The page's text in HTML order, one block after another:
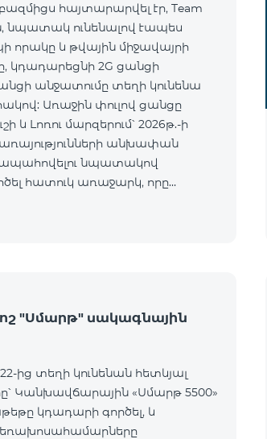
հայտարարվել էր, Team
նպատակ ունենալով էապես
որակը և թվային միջավայրի
կդադարեցնի 2G ցանցի
անջատումը տեղի կունենա
Առաջին փուլով ցանցը
և Լոռու մարզերում՝ 2026թ.-ի
անխափան
ապահովելու նպատակով
հատուկ առաջարկ, որը
"Սմարթ" սակագնային
ից տեղի կունենան հետևյալ
Կանխավճարային «Սմարթ 5500»
կդադարի գործել, և